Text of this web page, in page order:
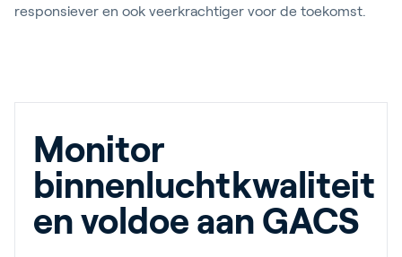
responsiever en ook veerkrachtiger voor de toekomst.
Monitor
binnenluchtkwaliteit
en voldoe aan GACS